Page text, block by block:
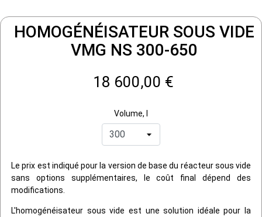
HOMOGÉNÉISATEUR SOUS VIDE
VMG NS 300-650
18 600,00 €
Volume, l
Le prix est indiqué pour la version de base du réacteur sous vide
sans options supplémentaires, le coût final dépend des
modifications.
L'homogénéisateur sous vide est une solution idéale pour la